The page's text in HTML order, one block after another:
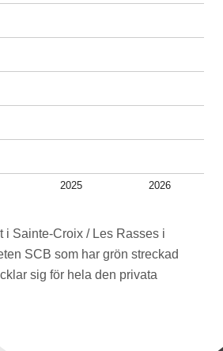
2025 2026
i Sainte-Croix / Les Rasses i
SCB som har grön streckad
sig för hela den privata